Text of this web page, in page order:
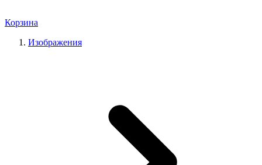
Корзина
Изображения